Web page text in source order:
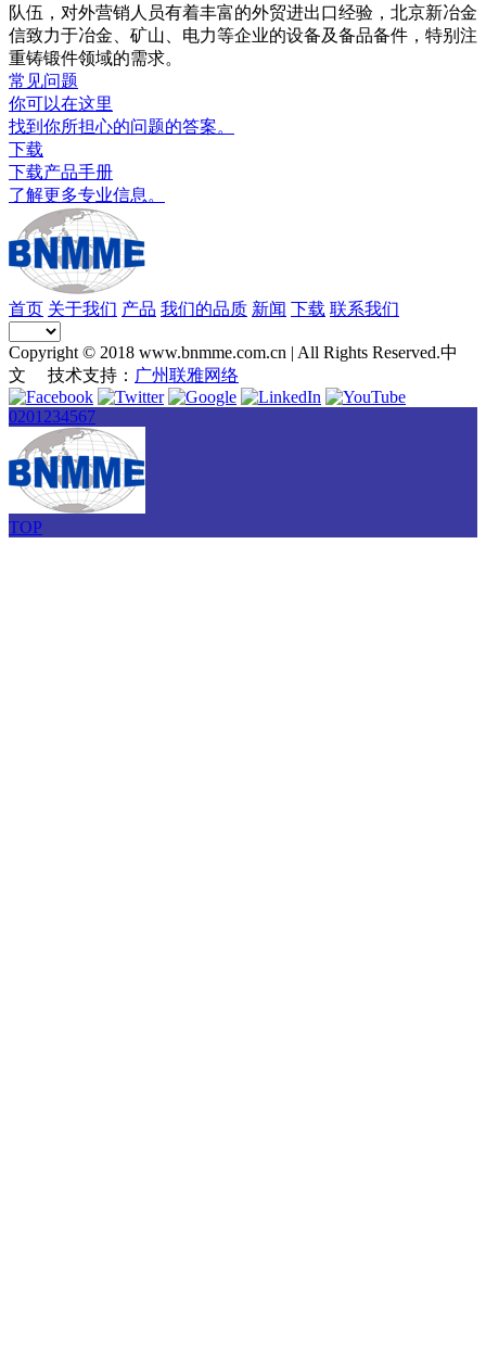
队伍，对外营销人员有着丰富的外贸进出口经验，北京新冶金
信致力于冶金、矿山、电力等企业的设备及备品备件，特别注
重铸锻件领域的需求。
常见问题
你可以在这里
找到你所担心的问题的答案。
下载
下载产品手册
了解更多专业信息。
首页 关于我们 产品 我们的品质 新闻 下载 联系我们
Copyright © 2018 www.bnmme.com.cn | All Rights Reserved.中
文 技术支持： 广州联雅网络
0201234567
TOP